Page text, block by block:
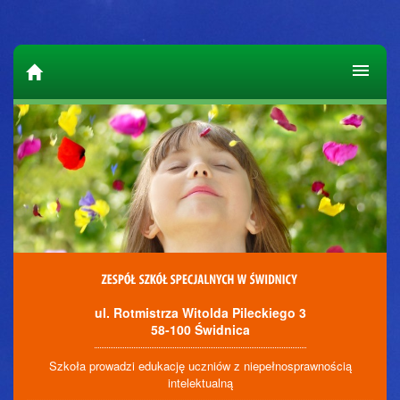
ul. Rotmistrza Witolda Pileckiego 3
58-100 Świdnica
Szkoła prowadzi edukację uczniów z niepełnosprawnością
intelektualną